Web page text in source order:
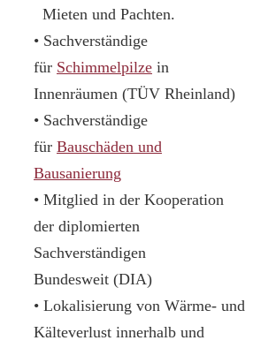
Mieten und Pachten.
• Sachverständige
für Schimmelpilze in
Innenräumen (TÜV Rheinland)
• Sachverständige
für Bauschäden und
Bausanierung
• Mitglied in der Kooperation
der diplomierten
Sachverständigen
Bundesweit (DIA)
• Lokalisierung von Wärme- und
Kälteverlust innerhalb und